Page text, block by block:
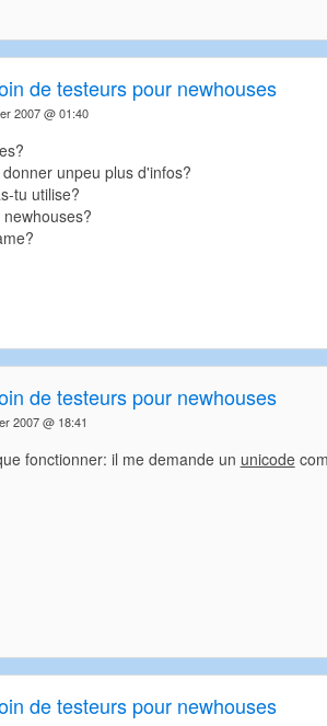
de testeurs pour newhouses
2007 @ 01:40
unpeu plus d'infos?
tu utilise?
de testeurs pour newhouses
2007 @ 18:41
fonctionner: il me demande un unicode
de testeurs pour newhouses